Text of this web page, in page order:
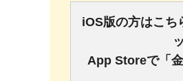
iOS版の方はこち
App Storeで「